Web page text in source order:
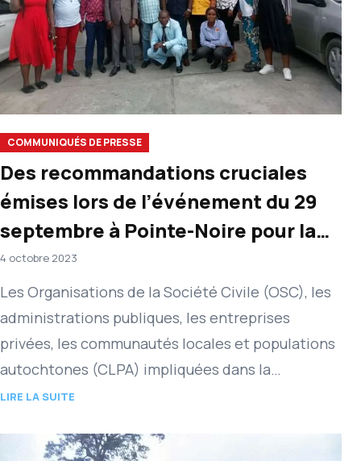
COMMUNIQUÉS DE PRESSE
Des recommandations cruciales
émises lors de l’événement du 29
septembre à Pointe-Noire pour la
gouvernance forestière, foncière
et climatique en République du
Congo.
4 octobre 2023
Les Organisations de la Société Civile (OSC), les
administrations publiques, les entreprises
privées, les communautés locales et populations
autochtones (CLPA) impliquées dans la
gouvernance forestière, foncière et climatique
LIRE LA SUITE